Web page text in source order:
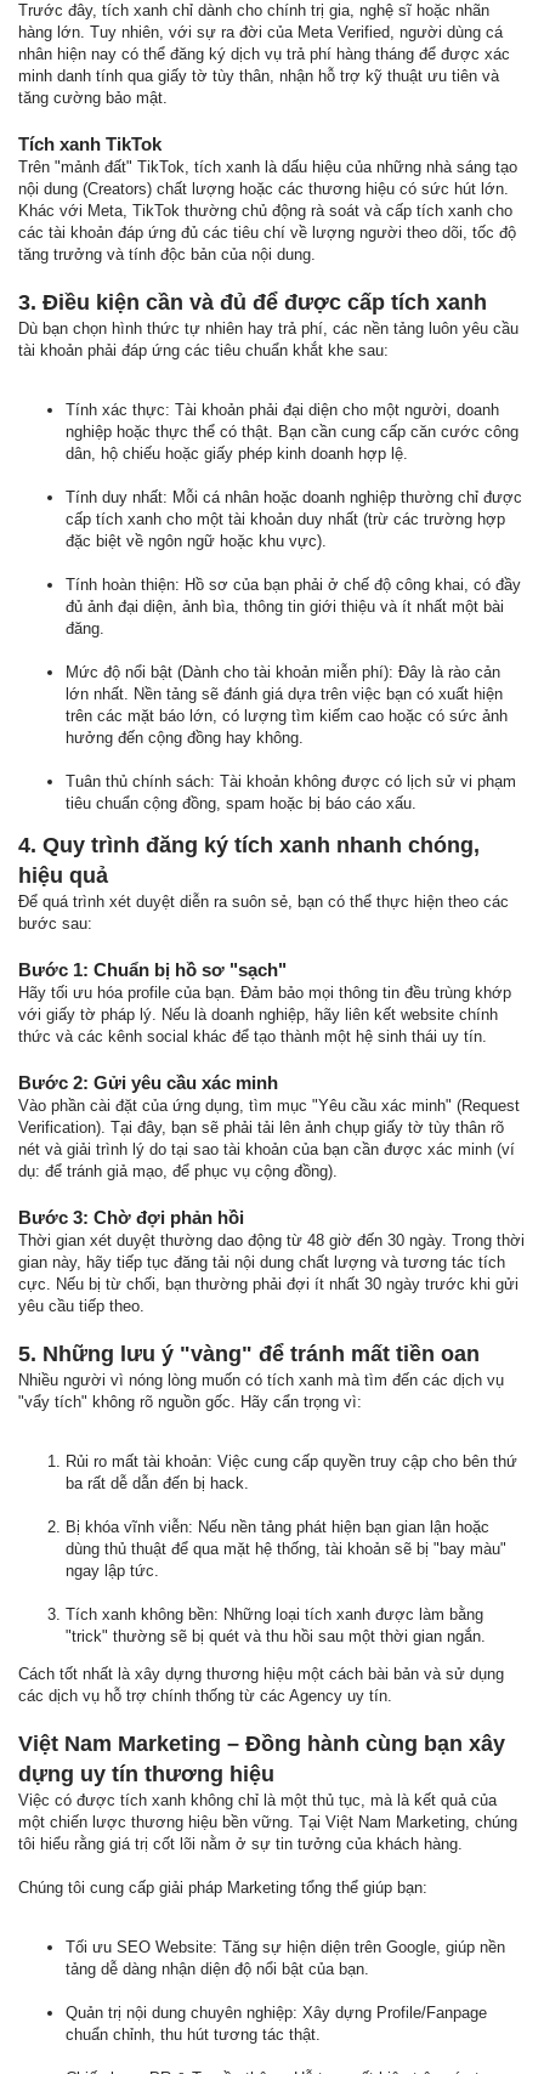
Trước đây, tích xanh chỉ dành cho chính trị gia, nghệ sĩ hoặc nhãn
hàng lớn. Tuy nhiên, với sự ra đời của Meta Verified, người dùng cá
nhân hiện nay có thể đăng ký dịch vụ trả phí hàng tháng để được xác
minh danh tính qua giấy tờ tùy thân, nhận hỗ trợ kỹ thuật ưu tiên và
tăng cường bảo mật.
Tích xanh TikTok
Trên "mảnh đất" TikTok, tích xanh là dấu hiệu của những nhà sáng tạo
nội dung (Creators) chất lượng hoặc các thương hiệu có sức hút lớn.
Khác với Meta, TikTok thường chủ động rà soát và cấp tích xanh cho
các tài khoản đáp ứng đủ các tiêu chí về lượng người theo dõi, tốc độ
tăng trưởng và tính độc bản của nội dung.
3. Điều kiện cần và đủ để được cấp tích xanh
Dù bạn chọn hình thức tự nhiên hay trả phí, các nền tảng luôn yêu cầu
tài khoản phải đáp ứng các tiêu chuẩn khắt khe sau:
Tính xác thực: Tài khoản phải đại diện cho một người, doanh
nghiệp hoặc thực thể có thật. Bạn cần cung cấp căn cước công
dân, hộ chiếu hoặc giấy phép kinh doanh hợp lệ.
Tính duy nhất: Mỗi cá nhân hoặc doanh nghiệp thường chỉ được
cấp tích xanh cho một tài khoản duy nhất (trừ các trường hợp
đặc biệt về ngôn ngữ hoặc khu vực).
Tính hoàn thiện: Hồ sơ của bạn phải ở chế độ công khai, có đầy
đủ ảnh đại diện, ảnh bìa, thông tin giới thiệu và ít nhất một bài
đăng.
Mức độ nổi bật (Dành cho tài khoản miễn phí): Đây là rào cản
lớn nhất. Nền tảng sẽ đánh giá dựa trên việc bạn có xuất hiện
trên các mặt báo lớn, có lượng tìm kiếm cao hoặc có sức ảnh
hưởng đến cộng đồng hay không.
Tuân thủ chính sách: Tài khoản không được có lịch sử vi phạm
tiêu chuẩn cộng đồng, spam hoặc bị báo cáo xấu.
4. Quy trình đăng ký tích xanh nhanh chóng,
hiệu quả
Để quá trình xét duyệt diễn ra suôn sẻ, bạn có thể thực hiện theo các
bước sau:
Bước 1: Chuẩn bị hồ sơ "sạch"
Hãy tối ưu hóa profile của bạn. Đảm bảo mọi thông tin đều trùng khớp
với giấy tờ pháp lý. Nếu là doanh nghiệp, hãy liên kết website chính
thức và các kênh social khác để tạo thành một hệ sinh thái uy tín.
Bước 2: Gửi yêu cầu xác minh
Vào phần cài đặt của ứng dụng, tìm mục "Yêu cầu xác minh" (Request
Verification). Tại đây, bạn sẽ phải tải lên ảnh chụp giấy tờ tùy thân rõ
nét và giải trình lý do tại sao tài khoản của bạn cần được xác minh (ví
dụ: để tránh giả mạo, để phục vụ cộng đồng).
Bước 3: Chờ đợi phản hồi
Thời gian xét duyệt thường dao động từ 48 giờ đến 30 ngày. Trong thời
gian này, hãy tiếp tục đăng tải nội dung chất lượng và tương tác tích
cực. Nếu bị từ chối, bạn thường phải đợi ít nhất 30 ngày trước khi gửi
yêu cầu tiếp theo.
5. Những lưu ý "vàng" để tránh mất tiền oan
Nhiều người vì nóng lòng muốn có tích xanh mà tìm đến các dịch vụ
"vẩy tích" không rõ nguồn gốc. Hãy cẩn trọng vì:
Rủi ro mất tài khoản: Việc cung cấp quyền truy cập cho bên thứ
ba rất dễ dẫn đến bị hack.
Bị khóa vĩnh viễn: Nếu nền tảng phát hiện bạn gian lận hoặc
dùng thủ thuật để qua mặt hệ thống, tài khoản sẽ bị "bay màu"
ngay lập tức.
Tích xanh không bền: Những loại tích xanh được làm bằng
"trick" thường sẽ bị quét và thu hồi sau một thời gian ngắn.
Cách tốt nhất là xây dựng thương hiệu một cách bài bản và sử dụng
các dịch vụ hỗ trợ chính thống từ các Agency uy tín.
Việt Nam Marketing – Đồng hành cùng bạn xây
dựng uy tín thương hiệu
Việc có được tích xanh không chỉ là một thủ tục, mà là kết quả của
một chiến lược thương hiệu bền vững. Tại Việt Nam Marketing, chúng
tôi hiểu rằng giá trị cốt lõi nằm ở sự tin tưởng của khách hàng.
Chúng tôi cung cấp giải pháp Marketing tổng thể giúp bạn:
Tối ưu SEO Website: Tăng sự hiện diện trên Google, giúp nền
tảng dễ dàng nhận diện độ nổi bật của bạn.
Quản trị nội dung chuyên nghiệp: Xây dựng Profile/Fanpage
chuẩn chỉnh, thu hút tương tác thật.